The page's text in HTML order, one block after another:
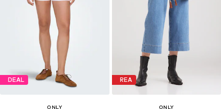
DEAL
ONLY
REA
ONLY